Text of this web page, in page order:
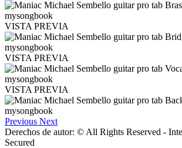
VISTA PREVIA
VISTA PREVIA
VISTA PREVIA
Previous Next
Derechos de autor: © All Rights Reserved -
Secured